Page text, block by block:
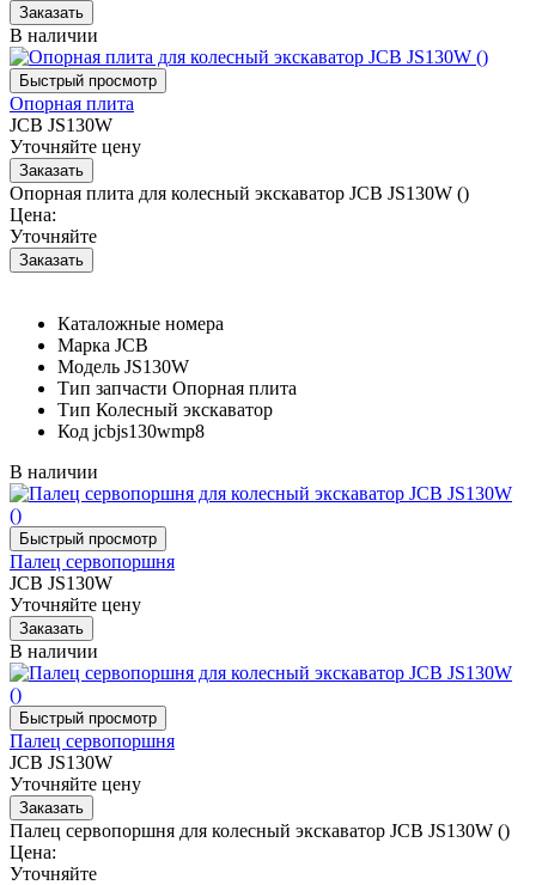
В наличии
Опорная плита
JCB JS130W
Уточняйте цену
Опорная плита для колесный экскаватор JCB JS130W ()
Цена:
Уточняйте
Каталожные номера
Марка JCB
Модель JS130W
Тип запчасти Опорная плита
Тип Колесный экскаватор
Код jcbjs130wmp8
В наличии
Палец сервопоршня
JCB JS130W
Уточняйте цену
В наличии
Палец сервопоршня
JCB JS130W
Уточняйте цену
Палец сервопоршня для колесный экскаватор JCB JS130W ()
Цена:
Уточняйте